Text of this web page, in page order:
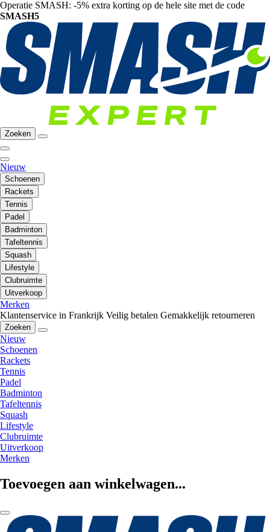
Operatie SMASH: -5% extra korting op de hele site met de code
SMASH5
Zoeken
Nieuw
Schoenen
Rackets
Tennis
Padel
Badminton
Tafeltennis
Squash
Lifestyle
Clubruimte
Uitverkoop
Merken
Klantenservice in Frankrijk Veilig betalen Gemakkelijk retourneren
Zoeken
Nieuw
Schoenen
Rackets
Tennis
Padel
Badminton
Tafeltennis
Squash
Lifestyle
Clubruimte
Uitverkoop
Merken
Toevoegen aan winkelwagen...